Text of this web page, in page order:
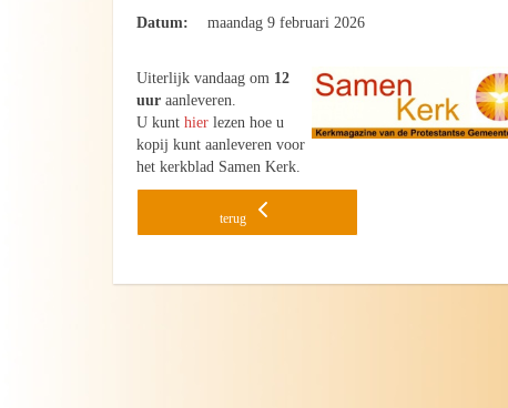
Datum: maandag 9 februari 2026
Uiterlijk vandaag om 12
uur aanleveren.
U kunthier lezen hoe u
kopij kunt aanleveren voor
het kerkblad Samen Kerk.
terug